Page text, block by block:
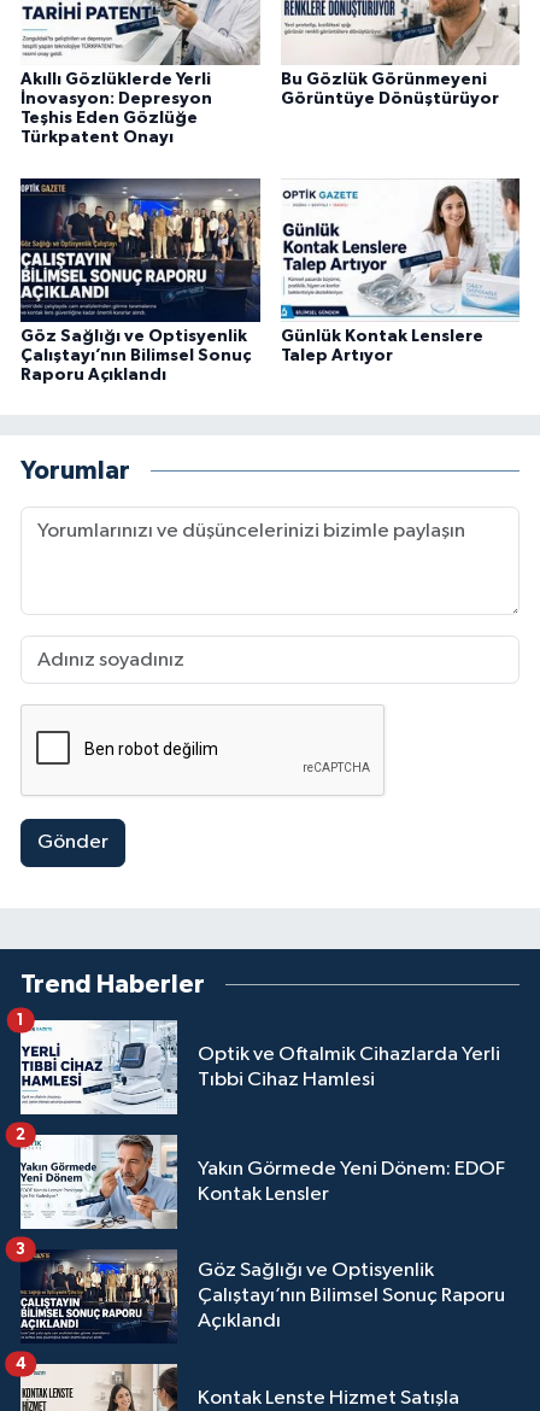
Akıllı Gözlüklerde Yerli
İnovasyon: Depresyon
Teşhis Eden Gözlüğe
Türkpatent Onayı
Bu Gözlük Görünmeyeni
Görüntüye Dönüştürüyor
Göz Sağlığı ve Optisyenlik
Çalıştayı’nın Bilimsel Sonuç
Raporu Açıklandı
Günlük Kontak Lenslere
Talep Artıyor
Yorumlar
Gönder
Trend Haberler
Optik ve Oftalmik Cihazlarda Yerli
Tıbbi Cihaz Hamlesi
1
Yakın Görmede Yeni Dönem: EDOF
Kontak Lensler
2
Göz Sağlığı ve Optisyenlik
Çalıştayı’nın Bilimsel Sonuç Raporu
Açıklandı
3
Kontak Lenste Hizmet Satışla
4